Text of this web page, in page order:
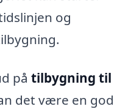
og
på tilbygning til
det være en god